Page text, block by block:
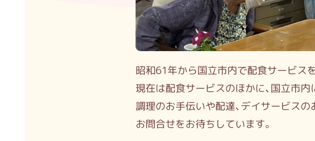
昭和61年から国立市内で配食サービス
現在は配食サービスのほかに、国立市
調理のお手伝いや配達、デイサービス
お問合せをお待ちしています。